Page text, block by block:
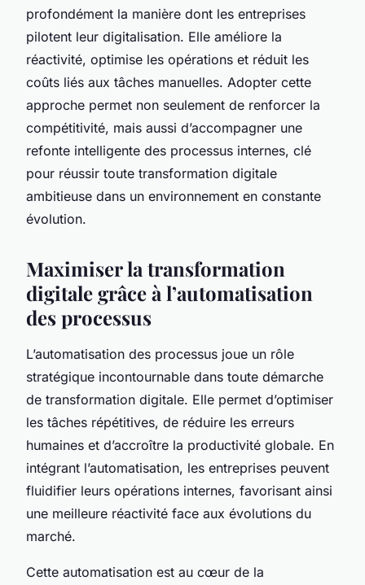
profondément la manière dont les entreprises
pilotent leur digitalisation. Elle améliore la
réactivité, optimise les opérations et réduit les
coûts liés aux tâches manuelles. Adopter cette
approche permet non seulement de renforcer la
compétitivité, mais aussi d’accompagner une
refonte intelligente des processus internes, clé
pour réussir toute transformation digitale
ambitieuse dans un environnement en constante
évolution.
Maximiser la transformation
digitale grâce à l’automatisation
des processus
L’automatisation des processus joue un rôle
stratégique incontournable dans toute démarche
de transformation digitale. Elle permet d’optimiser
les tâches répétitives, de réduire les erreurs
humaines et d’accroître la productivité globale. En
intégrant l’automatisation, les entreprises peuvent
fluidifier leurs opérations internes, favorisant ainsi
une meilleure réactivité face aux évolutions du
marché.
Cette automatisation est au cœur de la